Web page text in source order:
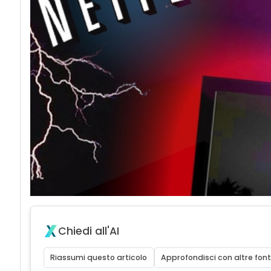
Chiedi all'AI
Riassumi questo articolo Approfondisci con altre